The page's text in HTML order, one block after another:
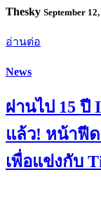
Thesky September
อ่านต่อ
News
ผ่านไป 15 ปี
แล้ว! หน้าฟีด
เพื่อแข่งกับ